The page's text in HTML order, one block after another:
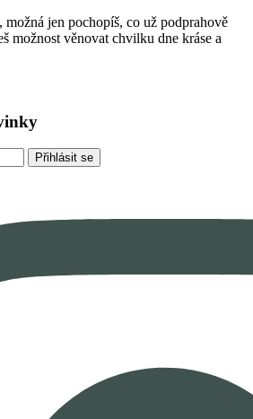
jen pochopíš, co už podprahově
možnost věnovat chvilku dne kráse a
Přihlásit se